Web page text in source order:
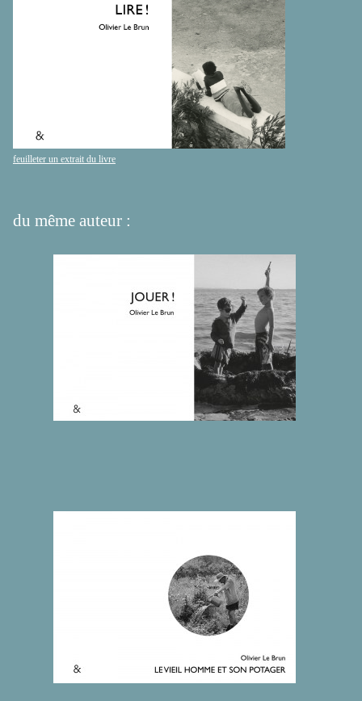
feuilleter un extrait du livre
du même auteur :